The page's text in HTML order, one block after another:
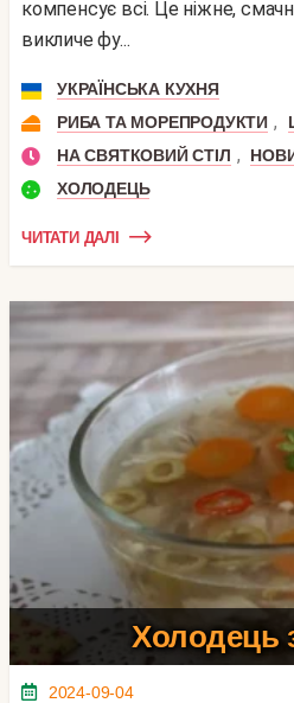
компенсує всі. Це ніжне,
викличе фу...
УКРАЇНСЬКА КУХНЯ
РИБА ТА МОРЕПРОДУКТИ ,
НА СВЯТКОВИЙ СТІЛ ,
ХОЛОДЕЦЬ
ЧИТАТИ ДАЛІ
Холодець
2024-09-04